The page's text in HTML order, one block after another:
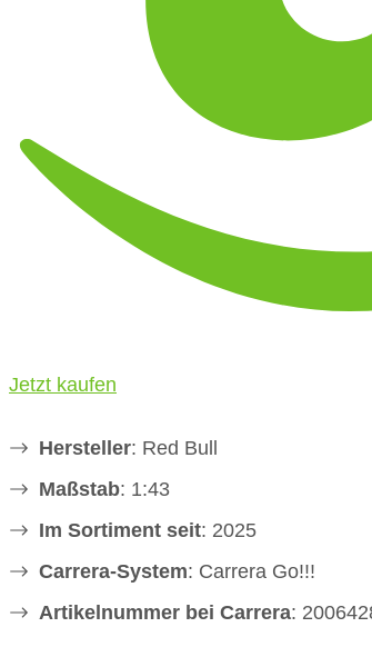
Jetzt kaufen
Hersteller: Red Bull
Maßstab: 1:43
Im Sortiment seit: 2025
Carrera-System: Carrera Go!!!
Artikelnummer bei Carrera: